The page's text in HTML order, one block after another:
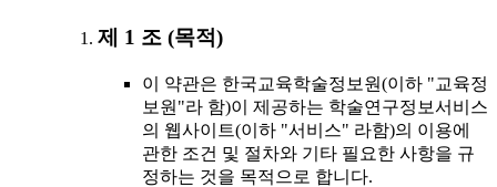
제 1 조 (목적)
이 약관은 한국교육학술정보원(이하 "교육정
보원"라 함)이 제공하는 학술연구정보서비스
의 웹사이트(이하 "서비스" 라함)의 이용에
관한 조건 및 절차와 기타 필요한 사항을 규
정하는 것을 목적으로 합니다.